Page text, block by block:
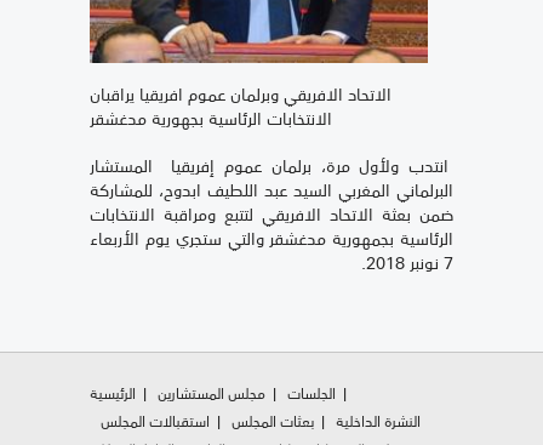
الاتحاد الافريقي وبرلمان عموم افريقيا يراقبان
الانتخابات الرئاسية بجهورية مدغشقر
انتدب ولأول مرة، برلمان عموم إفريقيا المستشار
البرلماني المغربي السيد عبد اللطيف ابدوح، للمشاركة
ضمن بعثة الاتحاد الافريقي لتتبع ومراقبة الانتخابات
الرئاسية بجمهورية مدغشقر والتي ستجري يوم الأربعاء
7 نونبر 2018.
الرئيسية مجلس المستشارين
الجلسات
استقبالات المجلس
بعثات المجلس
النشرة الداخلية